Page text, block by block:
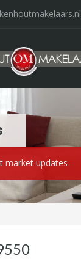
market updates